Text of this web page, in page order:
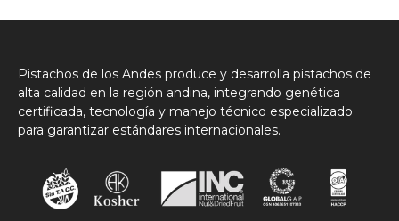
Pistachos de los Andes produce y desarrolla pistachos de
alta calidad en la región andina, integrando genética
certificada, tecnología y manejo técnico especializado
para garantizar estándares internacionales.